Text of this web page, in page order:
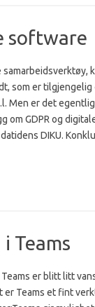
software
samarbeidsverktøy,
som er tilgjengelig
Men er det
om GDPR og
DIKU.
Teams
er blitt litt
Teams et fint